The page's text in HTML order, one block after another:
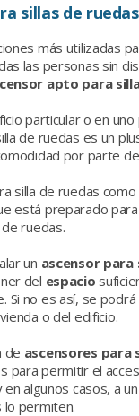
sillas de ruedas
más utilizadas
las personas sin
apto para
particular o en uno
de ruedas es un
por parte
silla de ruedas como
está preparado
ruedas.
un ascensor
del espacio
Si no es así, se podrá
o del edificio.
de ascensores para
para permitir el
algunos casos, a
lo permiten.